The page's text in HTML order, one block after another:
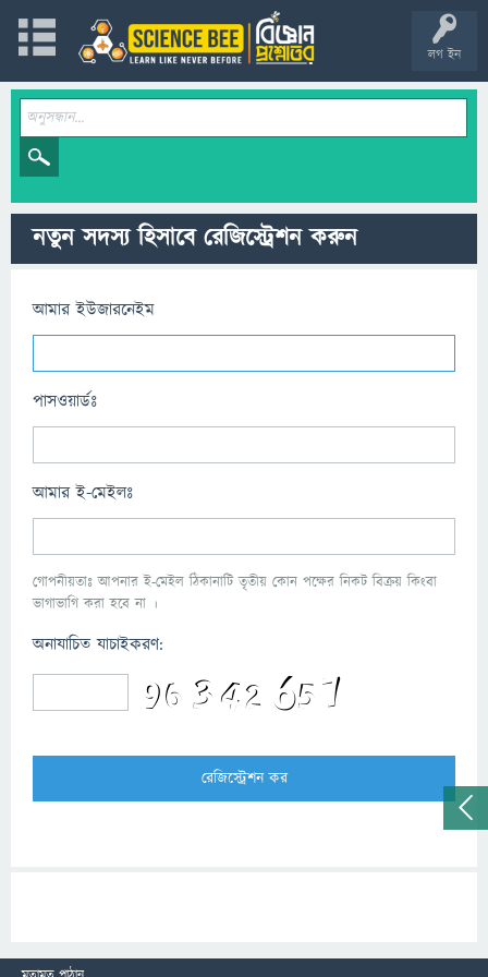
লগ ইন
নতুন সদস্য হিসাবে রেজিস্ট্রেশন করুন
আমার ইউজারনেইম
পাসওয়ার্ডঃ
আমার ই-মেইলঃ
গোপনীয়তাঃ আপনার ই-মেইল ঠিকানাটি তৃতীয় কোন পক্ষের নিকট বিক্রয় কিংবা
ভাগাভাগি করা হবে না ।
অনাযাচিত যাচাইকরণ: